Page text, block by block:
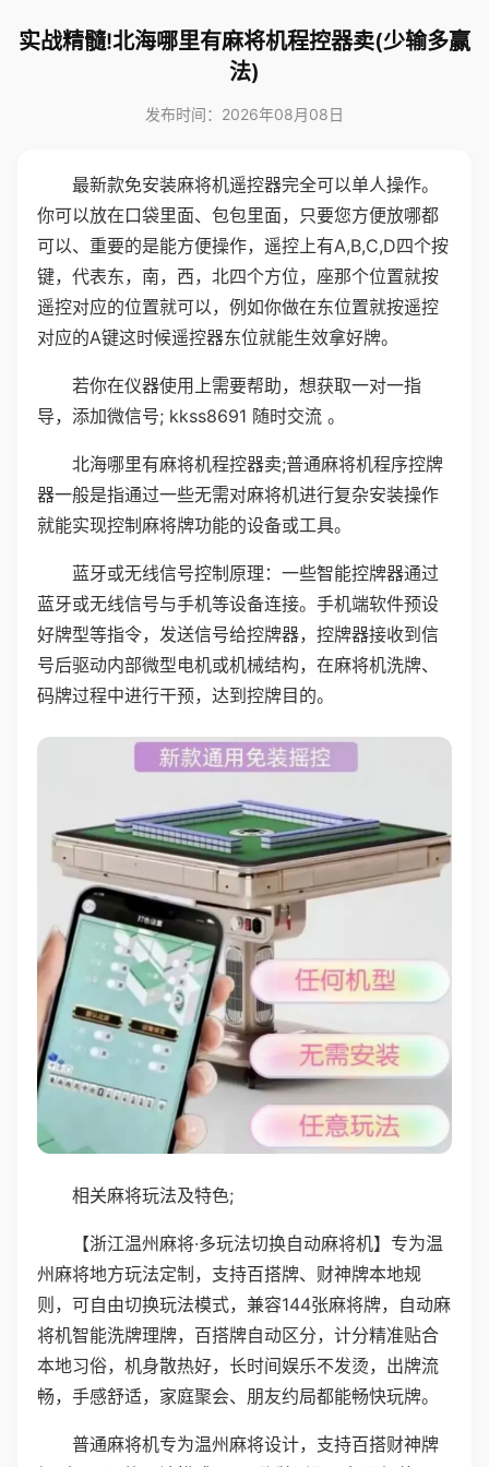
实战精髓!北海哪里有麻将机程控器卖(少输多赢
法)
发布时间：2026年08月08日
最新款免安装麻将机遥控器完全可以单人操作。
你可以放在口袋里面、包包里面，只要您方便放哪都
可以、重要的是能方便操作，遥控上有A,B,C,D四个按
键，代表东，南，西，北四个方位，座那个位置就按
遥控对应的位置就可以，例如你做在东位置就按遥控
对应的A键这时候遥控器东位就能生效拿好牌。
若你在仪器使用上需要帮助，想获取一对一指
导，添加微信号; kkss8691 随时交流 。
北海哪里有麻将机程控器卖;普通麻将机程序控牌
器一般是指通过一些无需对麻将机进行复杂安装操作
就能实现控制麻将牌功能的设备或工具。
蓝牙或无线信号控制原理：一些智能控牌器通过
蓝牙或无线信号与手机等设备连接。手机端软件预设
好牌型等指令，发送信号给控牌器，控牌器接收到信
号后驱动内部微型电机或机械结构，在麻将机洗牌、
码牌过程中进行干预，达到控牌目的。
相关麻将玩法及特色;
【浙江温州麻将·多玩法切换自动麻将机】专为温
州麻将地方玩法定制，支持百搭牌、财神牌本地规
则，可自由切换玩法模式，兼容144张麻将牌，自动麻
将机智能洗牌理牌，百搭牌自动区分，计分精准贴合
本地习俗，机身散热好，长时间娱乐不发烫，出牌流
畅，手感舒适，家庭聚会、朋友约局都能畅快玩牌。
普通麻将机专为温州麻将设计，支持百搭财神牌